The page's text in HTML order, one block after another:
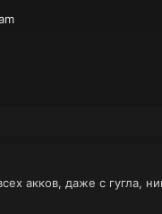
акков, даже с гугла,